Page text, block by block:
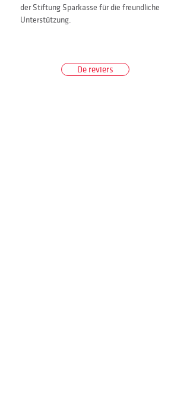
der Stiftung Sparkasse für die freundliche
Unterstützung.
De reviers